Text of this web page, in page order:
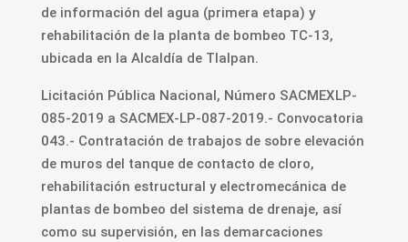
de información del agua (primera etapa) y
rehabilitación de la planta de bombeo TC-13,
ubicada en la Alcaldía de Tlalpan.
Licitación Pública Nacional, Número SACMEXLP-
085-2019 a SACMEX-LP-087-2019.- Convocatoria
043.- Contratación de trabajos de sobre elevación
de muros del tanque de contacto de cloro,
rehabilitación estructural y electromecánica de
plantas de bombeo del sistema de drenaje, así
como su supervisión, en las demarcaciones